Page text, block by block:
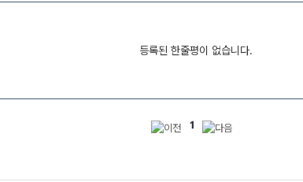
등록된 한줄평이 없습니다.
1